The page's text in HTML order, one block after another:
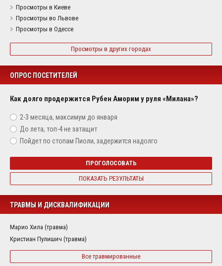
Просмотры в Киеве
Просмотры во Львове
Просмотры в Одессе
Просмотры в других городах
ОПРОС ПОСЕТИТЕЛЕЙ
Как долго продержится Рубен Аморим у руля «Милана»?
2-3 месяца, максимум до января
До лета, топ-4 не затащит
Пойдет по стопам Пиоли, задержится надолго
ПРОГОЛОСОВАТЬ
ПОКАЗАТЬ РЕЗУЛЬТАТЫ
ТРАВМЫ И ДИСКВАЛИФИКАЦИИ
Марио Хила (травма)
Кристиан Пулишич (травма)
Все травмированные